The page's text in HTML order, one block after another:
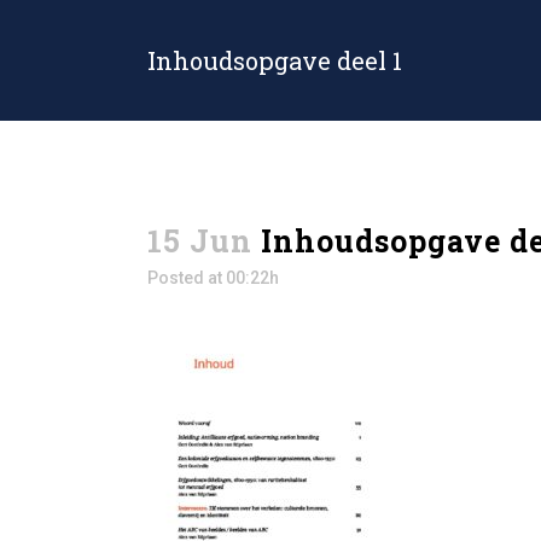
Inhoudsopgave deel 1
15 Jun Inhoudsopgave
Posted at 00:22h